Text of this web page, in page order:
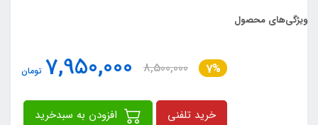
ویژگی‌های محصول
7%
8,500,000
7,950,000 تومان
خرید تلفنی